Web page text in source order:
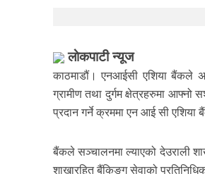
लाेकपाटी न्यूज
काठमाडौं। एनआईसी एशिया बैंकले
ग्रामीण तथा दुर्गम क्षेत्रहरुमा
प्रदान गर्ने क्रममा एन आई सी एशिया
बैंकले सञ्चालनमा ल्याएको देउराली
शाखारहित बैंकिङ्ग सेवाको